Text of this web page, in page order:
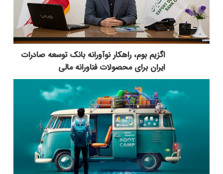
اگزیم بوم، راهکار نوآورانه بانک توسعه صادرات
ایران برای محصولات فناورانه مالی